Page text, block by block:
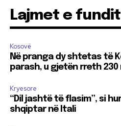
Lajmet e fundit
Kosovë
Në pranga dy shtetas të
parash, u gjetën rreth 230
Kryesore
“Dil jashtë të flasim”, si
shqiptar në Itali